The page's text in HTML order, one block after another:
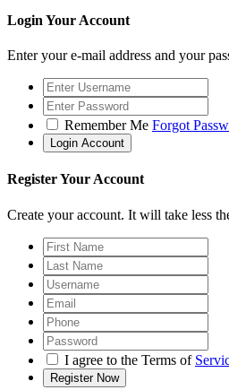
Login Your Account
Enter your e-mail address and your
Remember Me Forgot
Register Your Account
Create your account. It will take less
I agree to the Terms of